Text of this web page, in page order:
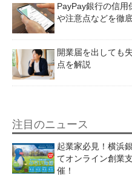
PayPay銀行の信用
や注意点などを徹
開業届を出しても
点を解説
注目のニュース
起業家必見！横浜
てオンライン創業
催！